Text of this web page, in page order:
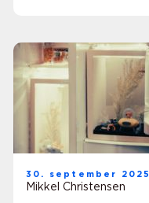
30. september 2025
Mikkel Christensen